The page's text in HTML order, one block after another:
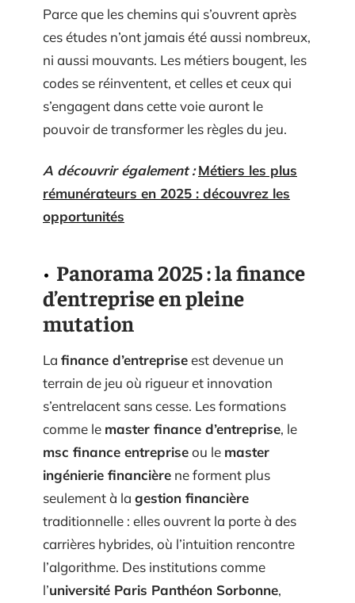
Parce que les chemins qui s’ouvrent après
ces études n’ont jamais été aussi nombreux,
ni aussi mouvants. Les métiers bougent, les
codes se réinventent, et celles et ceux qui
s’engagent dans cette voie auront le
pouvoir de transformer les règles du jeu.
A découvrir également : Métiers les plus
rémunérateurs en 2025 : découvrez les
opportunités
Panorama 2025 : la finance
d’entreprise en pleine
mutation
La finance d’entrepriseest devenue un
terrain de jeu où rigueur et innovation
s’entrelacent sans cesse. Les formations
comme le master finance d’entreprise, le
msc finance entrepriseou le master
ingénierie financière ne forment plus
seulement à la gestion financière
traditionnelle : elles ouvrent la porte à des
carrières hybrides, où l’intuition rencontre
l’algorithme. Des institutions comme
l’université Paris Panthéon Sorbonne,